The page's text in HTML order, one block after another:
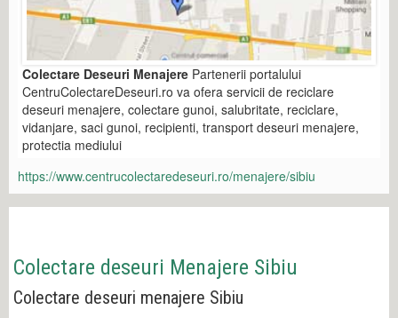
Colectare Deseuri Menajere Partenerii portalului
CentruColectareDeseuri.ro va ofera servicii de reciclare
deseuri menajere, colectare gunoi, salubritate, reciclare,
vidanjare, saci gunoi, recipienti, transport deseuri menajere,
protectia mediului
https://www.centrucolectaredeseuri.ro/menajere/sibiu
Colectare deseuri Menajere Sibiu
Colectare deseuri menajere Sibiu